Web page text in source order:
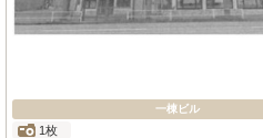
一棟ビル
1枚